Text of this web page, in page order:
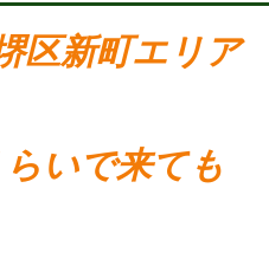
区新町エリア
いで来ても